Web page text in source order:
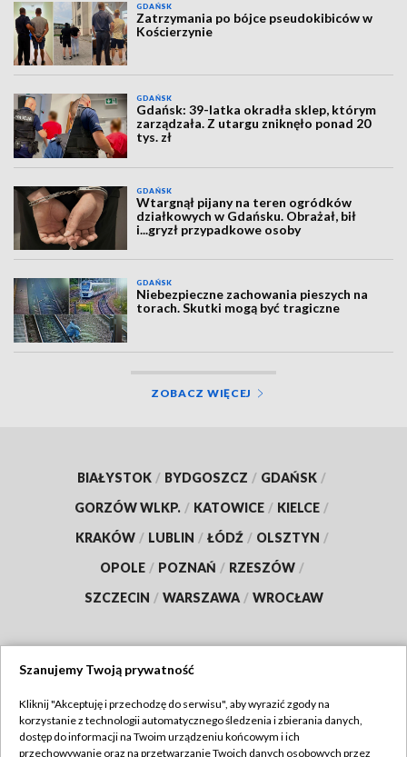
GDAŃSK
Zatrzymania po bójce pseudokibiców w
Kościerzynie
GDAŃSK
Gdańsk: 39-latka okradła sklep, którym
zarządzała. Z utargu zniknęło ponad 20
tys. zł
GDAŃSK
Wtargnął pijany na teren ogródków
działkowych w Gdańsku. Obrażał, bił
i...gryzł przypadkowe osoby
GDAŃSK
Niebezpieczne zachowania pieszych na
torach. Skutki mogą być tragiczne
ZOBACZ WIĘCEJ
BIAŁYSTOK / BYDGOSZCZ / GDAŃSK /
GORZÓW WLKP. / KATOWICE / KIELCE /
KRAKÓW / LUBLIN / ŁÓDŹ / OLSZTYN /
OPOLE / POZNAŃ / RZESZÓW /
SZCZECIN / WARSZAWA / WROCŁAW
TVP
Szanujemy Twoją prywatność
Kliknij "Akceptuję i przechodzę do serwisu", aby wyrazić zgody na
korzystanie z technologii automatycznego śledzenia i zbierania danych,
dostęp do informacji na Twoim urządzeniu końcowym i ich
przechowywanie oraz na przetwarzanie Twoich danych osobowych przez